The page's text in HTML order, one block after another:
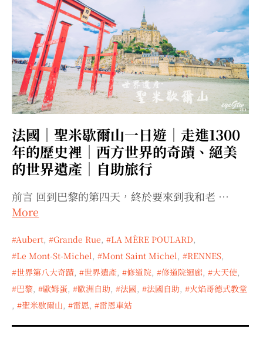
法國｜聖米歇爾山一日遊｜走進1300
年的歷史裡｜西方世界的奇蹟、絕美
的世界遺產｜自助旅行
前言 回到巴黎的第四天，終於要來到我和老 …
More
Aubert, Grande Rue, LA MÈRE POULARD,
Le Mont-St-Michel , Mont Saint Michel , RENNES,
世界第八大奇蹟, 世界遺產, 修道院, 修道院迴廊, 大天使,
巴黎, 歐姆蛋, 歐洲自助, 法國, 法國自助, 火焰哥德式教堂
, 聖米歇爾山, 雷恩, 雷恩車站